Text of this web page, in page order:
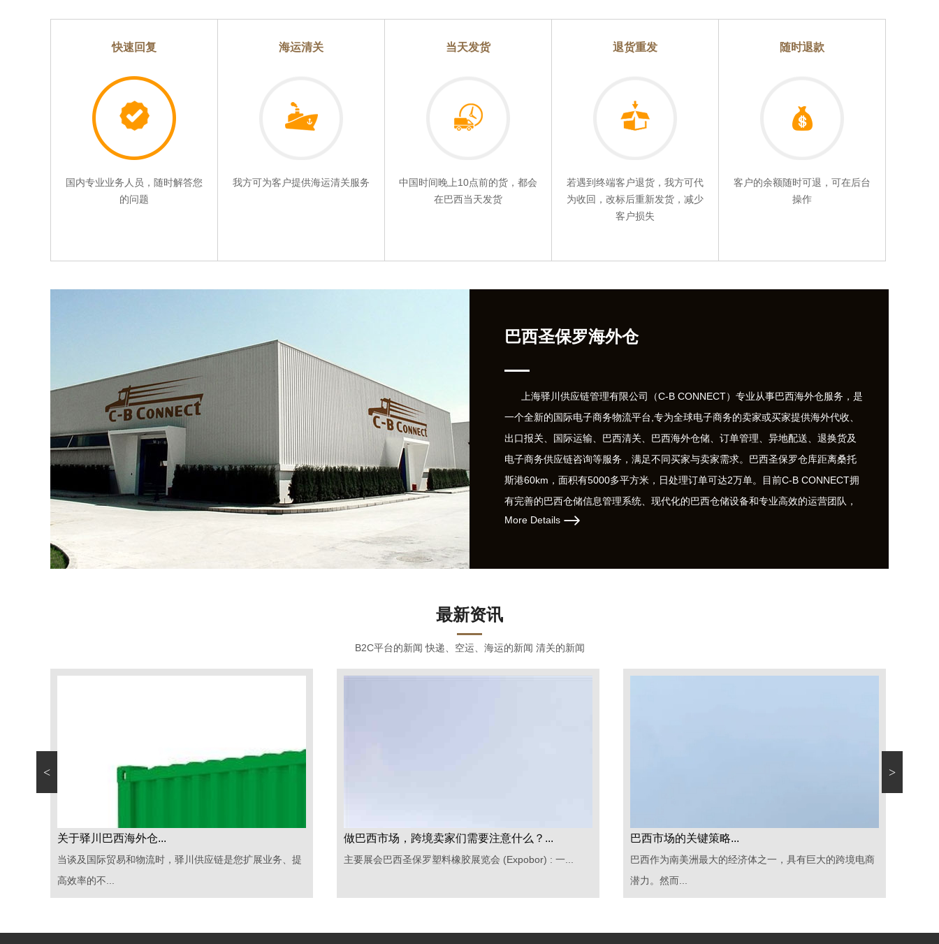
快速回复
国内专业业务人员，随时解答您
的问题
海运清关
我方可为客户提供海运清关服务
当天发货
中国时间晚上10点前的货，都会
在巴西当天发货
退货重发
若遇到终端客户退货，我方可代
为收回，改标后重新发货，减少
客户损失
随时退款
客户的余额随时可退，可在后台
操作
巴西圣保罗海外仓
上海驿川供应链管理有限公司（C-B CONNECT）专业从事巴西海外仓服务，是
一个全新的国际电子商务物流平台,专为全球电子商务的卖家或买家提供海外代收、
出口报关、国际运输、巴西清关、巴西海外仓储、订单管理、异地配送、退换货及
电子商务供应链咨询等服务，满足不同买家与卖家需求。巴西圣保罗仓库距离桑托
斯港60km，面积有5000多平方米，日处理订单可达2万单。目前C-B CONNECT拥
有完善的巴西仓储信息管理系统、现代化的巴西仓储设备和专业高效的运营团队，
同时与巴西邮政和大型物流公司合作，为广大跨境电商巴西海外仓卖家提供更优
More Details
最新资讯
B2C平台的新闻 快递、空运、海运的新闻 清关的新闻
做巴西市场，跨境卖家们需要注意什么？...
主要展会巴西圣保罗塑料橡胶展览会 (Expobor) : 一...
巴西市场的关键策略...
巴西作为南美洲最大的经济体之一，具有巨大的跨境电商
巴西海外仓：拓展市场的战略利器...
随着全球贸易的蓬勃发展，越来越多的企业开始关注国际
市场，并寻...
>
<